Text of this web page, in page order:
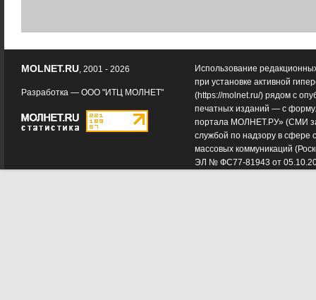
Использование
при установке активной
(https://molnet.ru/) рядом с
печатных изданий — с
портала МОЛНЕТ.РУ» (СМИ
службой по надзору в сфере
массовых коммуникаций
ЭЛ № ФС77-81943 от
MOLNET.RU, 2001 - 2026
Разработка — ООО "ИТЦ МОЛНЕТ"